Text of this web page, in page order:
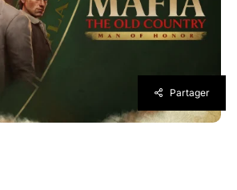
Partager